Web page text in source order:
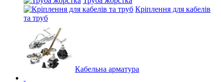
Кріплення для кабелів
та труб
Кабельна арматура